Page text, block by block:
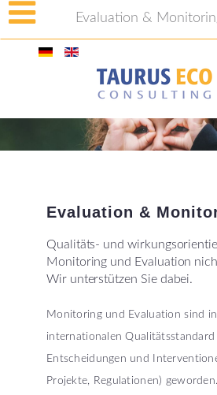
Evaluation &
Evaluation &
Qualitäts- und
Monitoring und Evaluation
Wir unterstützen Sie dabei.
Monitoring und Evaluation sind
internationalen
Entscheidungen und
Projekte, Regulationen)